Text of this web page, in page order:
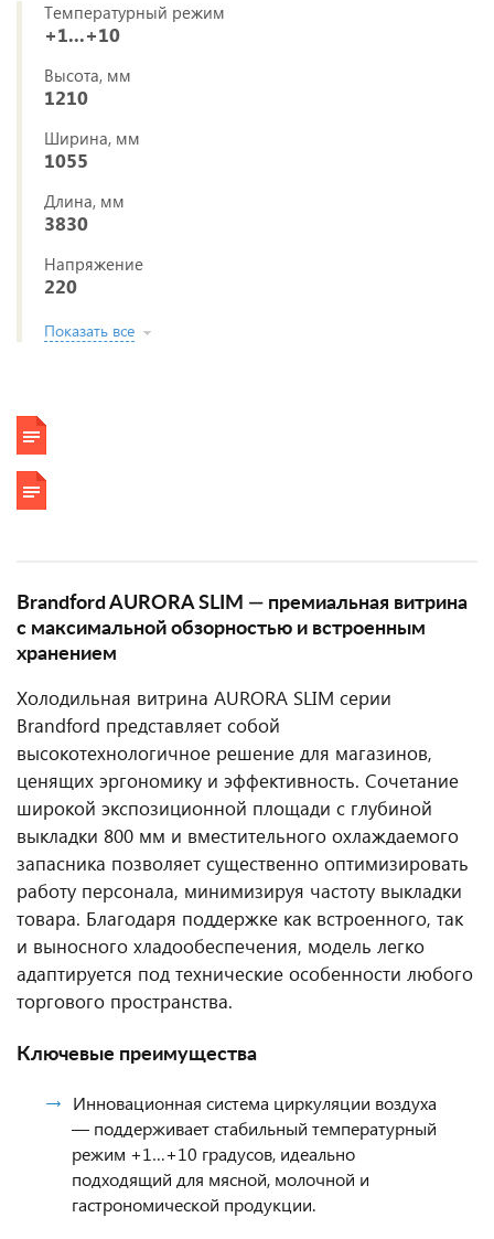
Температурный режим
+1...+10
Высота, мм
1210
Ширина, мм
1055
Длина, мм
3830
Напряжение
220
Показать все
Brandford AURORA SLIM — премиальная витрина
с максимальной обзорностью и встроенным
хранением
Холодильная витрина AURORA SLIM серии
Brandford представляет собой
высокотехнологичное решение для магазинов,
ценящих эргономику и эффективность. Сочетание
широкой экспозиционной площади с глубиной
выкладки 800 мм и вместительного охлаждаемого
запасника позволяет существенно оптимизировать
работу персонала, минимизируя частоту выкладки
товара. Благодаря поддержке как встроенного, так
и выносного хладообеспечения, модель легко
адаптируется под технические особенности любого
торгового пространства.
Ключевые преимущества
Инновационная система циркуляции воздуха
— поддерживает стабильный температурный
режим +1…+10 градусов, идеально
подходящий для мясной, молочной и
гастрономической продукции.